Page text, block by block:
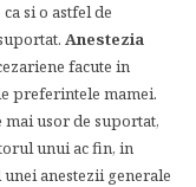
si o astfel de
Anestezia
facute in
preferintele mamei.
usor de suportat,
unui ac fin, in
anestezii generale